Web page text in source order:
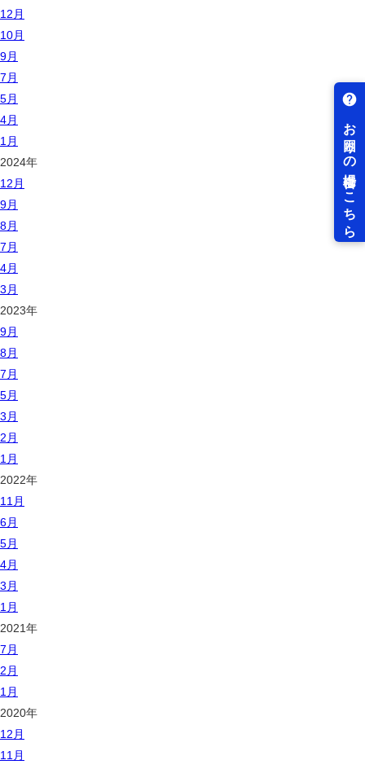
12月
10月
9月
7月
5月
4月
1月
2024年
12月
9月
8月
7月
4月
3月
2023年
9月
8月
7月
5月
3月
2月
1月
2022年
11月
6月
5月
4月
3月
1月
2021年
7月
2月
1月
2020年
12月
11月